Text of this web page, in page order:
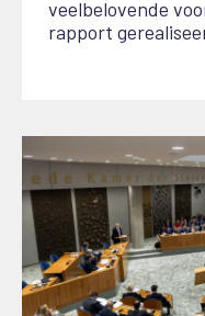
veelbelovende
rapport